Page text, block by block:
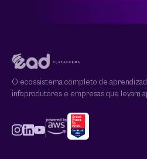
O ecossistema completo de
infoprodutores e empresas que levam